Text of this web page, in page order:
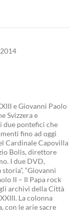
e Giovanni Paolo
Svizzera e
due pontefici che
fino ad oggi
Cardinale Capovilla
Bolis, direttore
I due DVD,
“Giovanni
II – Il Papa rock
archivi della Città
La colonna
con le arie sacre